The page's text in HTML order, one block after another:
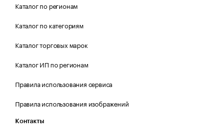
Каталог по регионам
Каталог по категориям
Каталог торговых марок
Каталог ИП по регионам
Правила использования сервиса
Правила использования изображений
Контакты